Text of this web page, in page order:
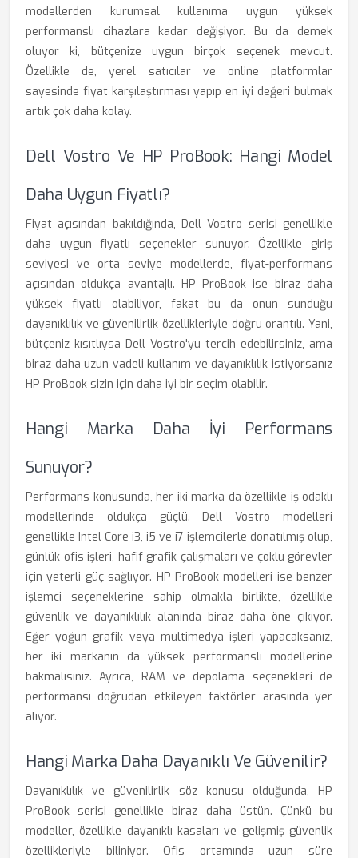
modellerden kurumsal kullanıma uygun yüksek
performanslı cihazlara kadar değişiyor. Bu da demek
oluyor ki, bütçenize uygun birçok seçenek mevcut.
Özellikle de, yerel satıcılar ve online platformlar
sayesinde fiyat karşılaştırması yapıp en iyi değeri bulmak
artık çok daha kolay.
Dell Vostro Ve HP ProBook: Hangi Model
Daha Uygun Fiyatlı?
Fiyat açısından bakıldığında, Dell Vostro serisi genellikle
daha uygun fiyatlı seçenekler sunuyor. Özellikle giriş
seviyesi ve orta seviye modellerde, fiyat-performans
açısından oldukça avantajlı. HP ProBook ise biraz daha
yüksek fiyatlı olabiliyor, fakat bu da onun sunduğu
dayanıklılık ve güvenilirlik özellikleriyle doğru orantılı. Yani,
bütçeniz kısıtlıysa Dell Vostro'yu tercih edebilirsiniz, ama
biraz daha uzun vadeli kullanım ve dayanıklılık istiyorsanız
HP ProBook sizin için daha iyi bir seçim olabilir.
Hangi Marka Daha İyi Performans
Sunuyor?
Performans konusunda, her iki marka da özellikle iş odaklı
modellerinde oldukça güçlü. Dell Vostro modelleri
genellikle Intel Core i3, i5 ve i7 işlemcilerle donatılmış olup,
günlük ofis işleri, hafif grafik çalışmaları ve çoklu görevler
için yeterli güç sağlıyor. HP ProBook modelleri ise benzer
işlemci seçeneklerine sahip olmakla birlikte, özellikle
güvenlik ve dayanıklılık alanında biraz daha öne çıkıyor.
Eğer yoğun grafik veya multimedya işleri yapacaksanız,
her iki markanın da yüksek performanslı modellerine
bakmalısınız. Ayrıca, RAM ve depolama seçenekleri de
performansı doğrudan etkileyen faktörler arasında yer
alıyor.
Hangi Marka Daha Dayanıklı Ve Güvenilir?
Dayanıklılık ve güvenilirlik söz konusu olduğunda, HP
ProBook serisi genellikle biraz daha üstün. Çünkü bu
modeller, özellikle dayanıklı kasaları ve gelişmiş güvenlik
özellikleriyle biliniyor. Ofis ortamında uzun süre